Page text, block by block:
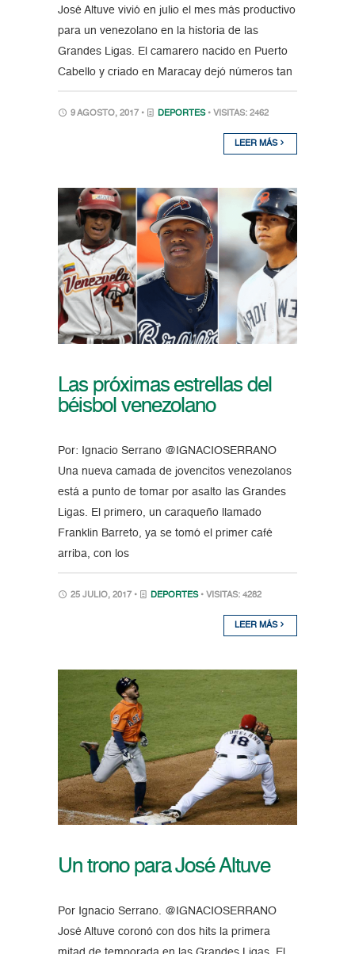
José Altuve vivió en julio el mes más productivo
para un venezolano en la historia de las
Grandes Ligas. El camarero nacido en Puerto
Cabello y criado en Maracay dejó números tan
9 AGOSTO, 2017 • DEPORTES • VISITAS: 2462
LEER MÁS
Las próximas estrellas del
béisbol venezolano
Por: Ignacio Serrano @IGNACIOSERRANO
Una nueva camada de jovencitos venezolanos
está a punto de tomar por asalto las Grandes
Ligas. El primero, un caraqueño llamado
Franklin Barreto, ya se tomó el primer café
arriba, con los
25 JULIO, 2017 • DEPORTES • VISITAS: 4282
LEER MÁS
Un trono para José Altuve
Por Ignacio Serrano. @IGNACIOSERRANO
José Altuve coronó con dos hits la primera